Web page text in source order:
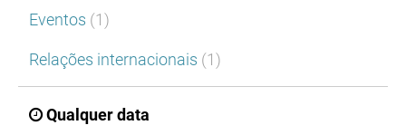
Eventos (1)
Relações internacionais (1)
Qualquer data